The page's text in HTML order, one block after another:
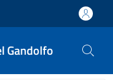
Gandolfo